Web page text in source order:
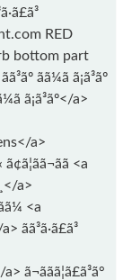
RED
bottom part
ã¡ã³ãº
ã¡ã³ãº</a>
a>
ã¢ã¦ãã¬ãã <a
a>
<a
a> ã­ã³ã·ã£ã³
a> ã¬ããã¦ã£ã³ã°